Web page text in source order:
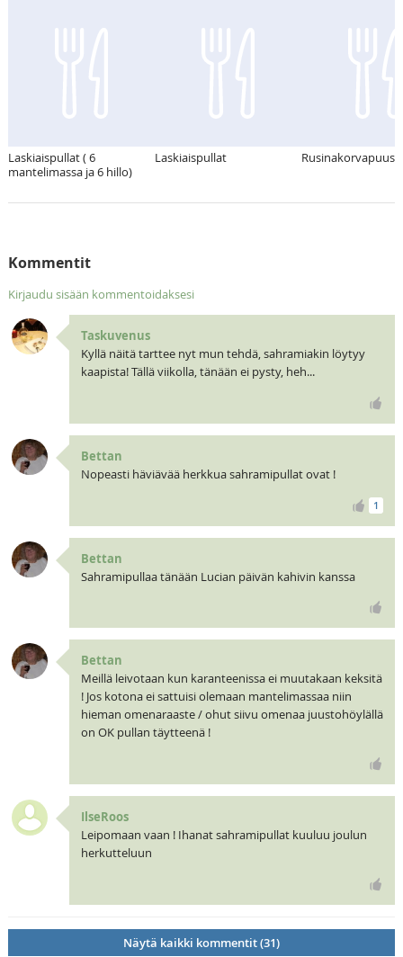
Laskiaispullat ( 6
mantelimassa ja 6 hillo)
Laskiaispullat
Kommentit
Kirjaudu sisään kommentoidaksesi
Taskuvenus
Kyllä näitä tarttee nyt mun tehdä, sahramiakin löytyy
kaapista! Tällä viikolla, tänään ei pysty, heh...
Bettan
Nopeasti häviävää herkkua sahramipullat ovat !
1
Bettan
Sahramipullaa tänään Lucian päivän kahivin kanssa
Bettan
Meillä leivotaan kun karanteenissa ei muutakaan keksitä
! Jos kotona ei sattuisi olemaan mantelimassaa niin
hieman omenaraaste / ohut siivu omenaa juustohöylällä
on OK pullan täytteenä !
IlseRoos
Leipomaan vaan ! Ihanat sahramipullat kuuluu joulun
herkutteluun
Näytä kaikki kommentit (31)